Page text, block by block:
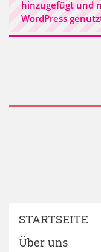
hinzugefügt und
WordPress
STARTSEITE
Über uns